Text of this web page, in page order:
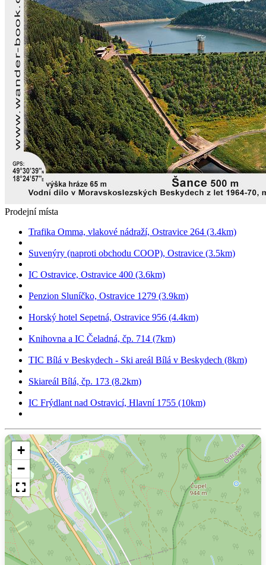
Prodejní místa
Trafika Omma, vlakové nádraží, Ostravice 264 (3.4km)
Suvenýry (naproti obchodu COOP), Ostravice (3.5km)
IC Ostravice, Ostravice 400 (3.6km)
Penzion Sluníčko, Ostravice 1279 (3.9km)
Horský hotel Sepetná, Ostravice 956 (4.4km)
Knihovna a IC Čeladná, čp. 714 (7km)
TIC Bílá v Beskydech - Ski areál Bílá v Beskydech (8km)
Skiareál Bílá, čp. 173 (8.2km)
IC Frýdlant nad Ostravicí, Hlavní 1755 (10km)
+
−